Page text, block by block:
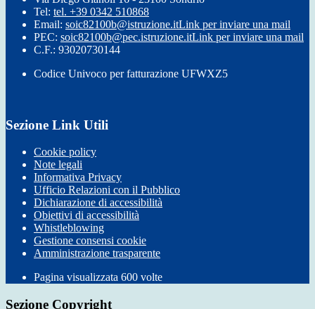
Tel: tel. +39 0342 510868
Email: soic82100b@istruzione.itLink per inviare una mail
PEC: soic82100b@pec.istruzione.itLink per inviare una mail
C.F.: 93020730144
Codice Univoco per fatturazione UFWXZ5
Sezione Link Utili
Cookie policy
Note legali
Informativa Privacy
Ufficio Relazioni con il Pubblico
Dichiarazione di accessibilità
Obiettivi di accessibilità
Whistleblowing
Gestione consensi cookie
Amministrazione trasparente
Pagina visualizzata 600 volte
Sezione Copyright